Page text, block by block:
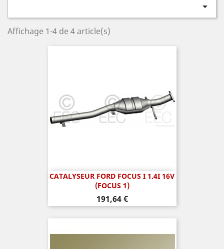

Affichage 1-4 de 4 article(s)
CATALYSEUR FORD FOCUS I 1.4I 16V
(FOCUS 1)
Prix
191,64 €